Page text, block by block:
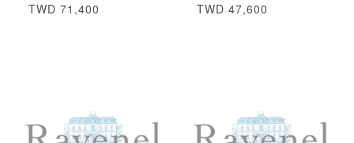
TWD 71,400
TWD 47,600